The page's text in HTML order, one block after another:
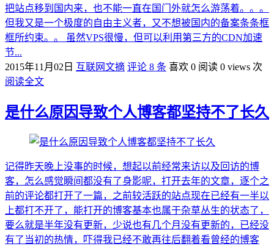
把站点移到国内来，也不能一直在国门外就怎么游荡着。。。
但我又是一个极度的自由主义者，又不想被国内的备案条条框
框所约束。。 虽然VPS很慢，但可以利用第三方的CDN加速
节...
2015年11月02日
互联网文摘 评论 8 条 喜欢 0 阅读 0 views 次
阅读全文
是什么原因导致个人博客都坚持不了长久
记得昨天晚上没事的时候，想起以前经常来访以及回访的博
客，怎么感觉瞬间都没有了身影呢，打开去年的文章，逐个之
前的评论都打开了一篇，之前较活跃的站点现在已经有一半以
上都打不开了，能打开的博客基本也属于杂草丛生的状态了，
要么就是半年没有更新，少说也有几个月没有更新的，已经没
有了当初的热情，吓得我已经不敢再往后翻着看曾经的博客